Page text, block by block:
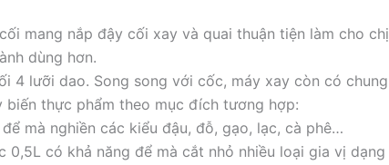
mang nắp đậy cối xay và quai thuận tiện làm cho chị
dùng hơn.
4 lưỡi dao. Song song với cốc, máy xay còn có chung
thực phẩm theo mục đích tương hợp:
mà nghiền các kiểu đậu, đỗ, gạo, lạc, cà phê…
có khả năng để mà cắt nhỏ nhiều loại gia vị dạng